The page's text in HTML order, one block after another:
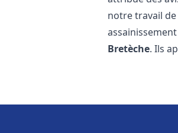
notre travail
Bretèche. Ils